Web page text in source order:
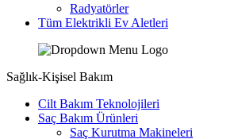
Radyatörler
Tüm Elektrikli Ev Aletleri
Sağlık-Kişisel Bakım
Cilt Bakım Teknolojileri
Saç Bakım Ürünleri
Saç Kurutma Makineleri